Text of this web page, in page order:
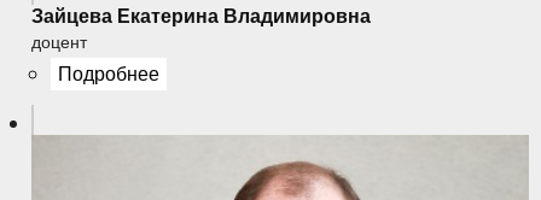
Зайцева Екатерина Владимировна
доцент
Подробнее